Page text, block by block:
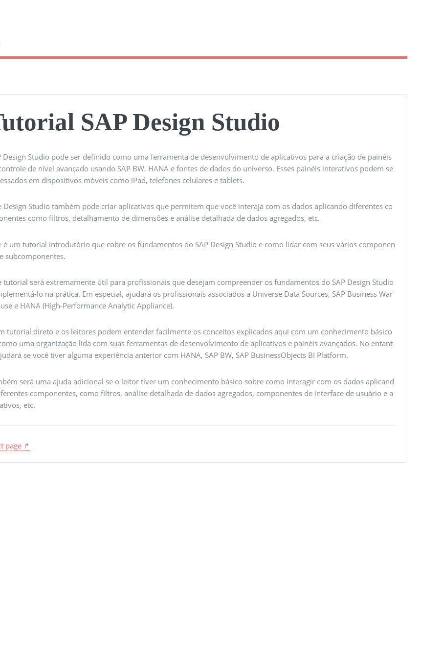
SAP Design Studio
Design Studio pode ser definido como uma ferramenta de desenvolvimento de aplicativos para a criação de painéis
de nível avançado usando SAP BW, HANA e fontes de dados do universo. Esses painéis interativos podem se
​​em dispositivos móveis como iPad, telefones celulares e tablets.
Design Studio também pode criar aplicativos que permitem que você interaja com os dados aplicando diferentes co
como filtros, detalhamento de dimensões e análise detalhada de dados agregados, etc.
é um tutorial introdutório que cobre os fundamentos do SAP Design Studio e como lidar com seus vários componen
subcomponentes.
tutorial será extremamente útil para profissionais que desejam compreender os fundamentos do SAP Design Studio
lo na prática. Em especial, ajudará os profissionais associados a Universe Data Sources, SAP Business War
e HANA (High-Performance Analytic Appliance).
tutorial direto e os leitores podem entender facilmente os conceitos explicados aqui com um conhecimento básico
uma organização lida com suas ferramentas de desenvolvimento de aplicativos e painéis avançados. No entant
se você tiver alguma experiência anterior com HANA, SAP BW, SAP BusinessObjects BI Platform.
será uma ajuda adicional se o leitor tiver um conhecimento básico sobre como interagir com os dados aplicand
componentes, como filtros, análise detalhada de dados agregados, componentes de interface de usuário e a
etc.
page ↱